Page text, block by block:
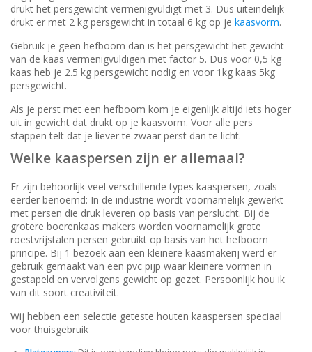
drukt het persgewicht vermenigvuldigt met 3. Dus uiteindelijk
drukt er met 2 kg persgewicht in totaal 6 kg op je kaasvorm.
Gebruik je geen hefboom dan is het persgewicht het gewicht
van de kaas vermenigvuldigen met factor 5. Dus voor 0,5 kg
kaas heb je 2.5 kg persgewicht nodig en voor 1kg kaas 5kg
persgewicht.
Als je perst met een hefboom kom je eigenlijk altijd iets hoger
uit in gewicht dat drukt op je kaasvorm. Voor alle pers
stappen telt dat je liever te zwaar perst dan te licht.
Welke kaaspersen zijn er allemaal?
Er zijn behoorlijk veel verschillende types kaaspersen, zoals
eerder benoemd: In de industrie wordt voornamelijk gewerkt
met persen die druk leveren op basis van perslucht. Bij de
grotere boerenkaas makers worden voornamelijk grote
roestvrijstalen persen gebruikt op basis van het hefboom
principe. Bij 1 bezoek aan een kleinere kaasmakerij werd er
gebruik gemaakt van een pvc pijp waar kleinere vormen in
gestapeld en vervolgens gewicht op gezet. Persoonlijk hou ik
van dit soort creativiteit.
Wij hebben een selectie geteste houten kaaspersen speciaal
voor thuisgebruik